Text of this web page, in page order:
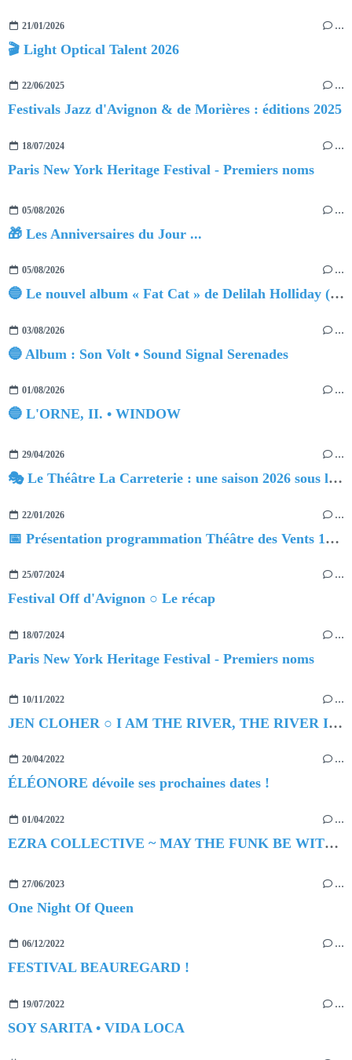
21/01/2026 …
🎬 Light Optical Talent 2026
22/06/2025 …
Festivals Jazz d'Avignon & de Morières : éditions 2025
18/07/2024 …
Paris New York Heritage Festival - Premiers noms
05/08/2026 …
🎁 Les Anniversaires du Jour ...
05/08/2026 …
🔵 Le nouvel album « Fat Cat » de Delilah Holliday (sortie le 30 Octobre 2026)
03/08/2026 …
🔵 Album : Son Volt • Sound Signal Serenades
01/08/2026 …
🔵 L'ORNE, II. • WINDOW
29/04/2026 …
🎭 Le Théâtre La Carreterie : une saison 2026 sous le signe de l'audace et de l'éclectisme
22/01/2026 …
📅 Présentation programmation Théâtre des Vents 1er semestre 2026
25/07/2024 …
Festival Off d'Avignon ○ Le récap
18/07/2024 …
Paris New York Heritage Festival - Premiers noms
10/11/2022 …
JEN CLOHER ○ I AM THE RIVER, THE RIVER IS ME
20/04/2022 …
ÉLÉONORE dévoile ses prochaines dates !
01/04/2022 …
EZRA COLLECTIVE ~ MAY THE FUNK BE WITH YOU
27/06/2023 …
One Night Of Queen
06/12/2022 …
FESTIVAL BEAUREGARD !
19/07/2022 …
SOY SARITA • VIDA LOCA